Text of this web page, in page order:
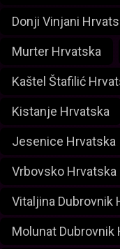
Donji Vinjani
Murter Hrvatska
Kaštel Štafilić
Kistanje Hrvatska
Jesenice Hrvatska
Vrbovsko Hrvatska
Vitaljina Dubrovnik
Molunat Dubrovnik